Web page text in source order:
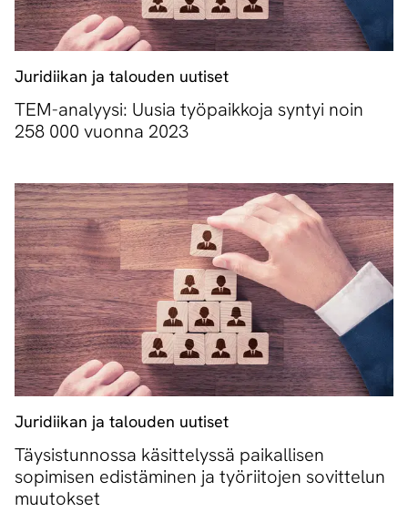
Juridiikan ja talouden uutiset
TEM-analyysi: Uusia työpaikkoja syntyi noin
258 000 vuonna 2023
Juridiikan ja talouden uutiset
Täysistunnossa käsittelyssä paikallisen
sopimisen edistäminen ja työriitojen sovittelun
muutokset